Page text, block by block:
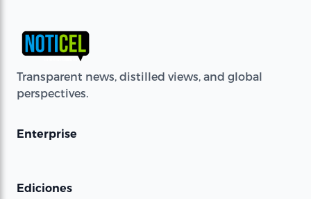
Transparent news, distilled views, and global
perspectives.
Enterprise
Ediciones